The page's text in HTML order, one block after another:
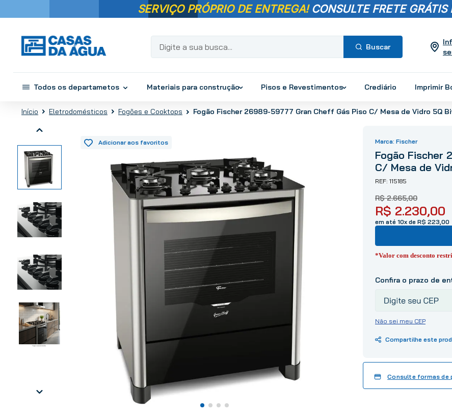
SERVIÇO PRÓPRIO DE ENTREGA! CONSULTE FRETE GRÁTIS
Digite a sua busca...
Todos os departametos Materiais para construção Pisos e Revestimentos Crediário Imprimir
Eletrodomésticos Fogões e Cooktops Fogão Fischer 26989-59777 Gran Cheff Gás Piso C/ Mesa de Vidro 5Q
Fischer
Fogão Fischer
C/ Mesa de
115185
R$ 2.230,00
R$ 2.665,00
em até 10x de R$ 223,00
*Valor com desconto
Não sei meu CEP
Consulte formas de
Termos mais
2º
porcelanato
revestimento
vaso sanitário
chuveiro